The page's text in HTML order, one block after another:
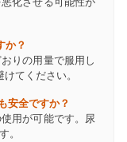
か？
りの用量で服用し
てください。
安全ですか？
用が可能です。尿
。